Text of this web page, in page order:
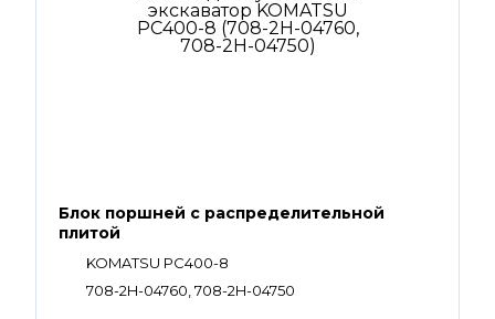
Блок поршней c распределительной
плитой
KOMATSU PC400-8
708-2H-04760, 708-2H-04750